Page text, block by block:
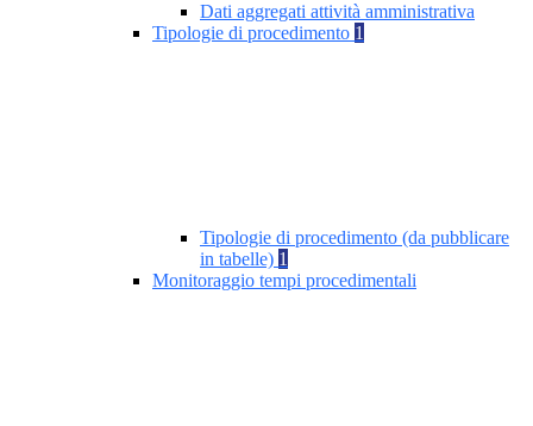
Dati aggregati attività amministrativa
Tipologie di procedimento 1
Tipologie di procedimento (da pubblicare
in tabelle) 1
Monitoraggio tempi procedimentali